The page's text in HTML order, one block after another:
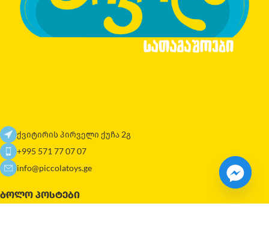
ქვიტირის პირველი ქუჩა 2გ
+995 571 77 07 07
info@piccolatoys.ge
ᲑᲝᲚᲝ ᲞᲝᲡᲢᲔᲑᲘ